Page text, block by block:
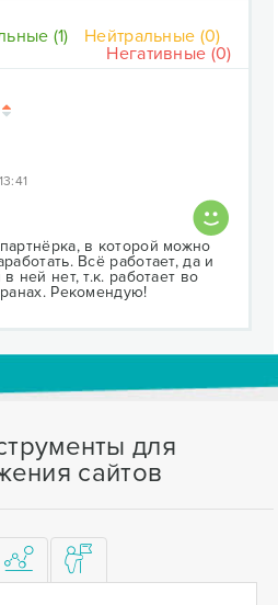
(1)
Нейтральные (0)
Негативные (0)
в которой можно
Всё работает, да и
ней нет, т.к. работает во
Рекомендую!
для
сайтов